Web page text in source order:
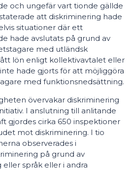
och ungefär vart tionde gällde
att diskriminering hade
situationer där ett
hade avslutats på grund av
med utländsk
lön enligt kollektivavtalet eller
hade gjorts för att möjliggöra
med funktionsnedsättning.
övervakar diskriminering
I anslutning till anlitande
gjordes cirka 650 inspektioner
mot diskriminering. I tio
observerades i
på grund av
språk eller i andra